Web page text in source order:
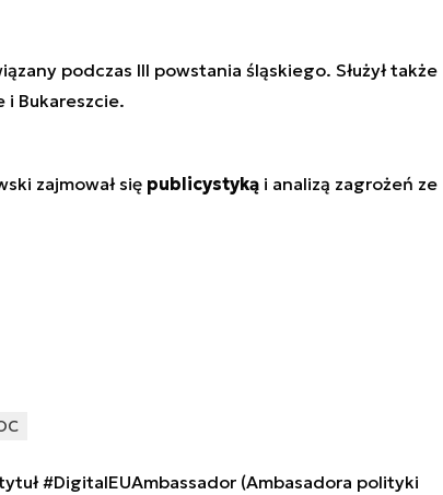
podczas III powstania śląskiego. Służył także
i Bukareszcie.
zajmował się publicystykąi analizą zagrożeń ze
#DigitalEUAmbassador (Ambasadora polityki